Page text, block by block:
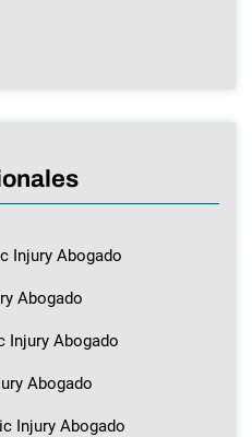
Injury Abogado
Abogado
Injury Abogado
Abogado
Injury Abogado